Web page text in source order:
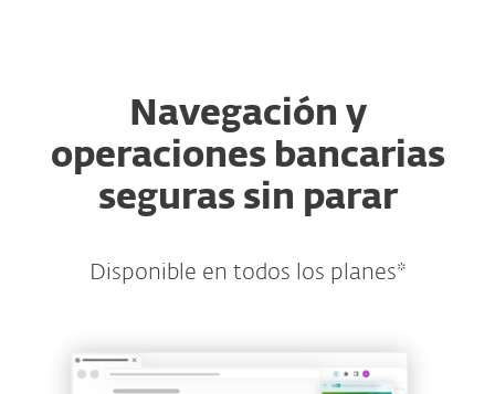
Navegación y
operaciones bancarias
seguras sin parar
Disponible en todos los planes*